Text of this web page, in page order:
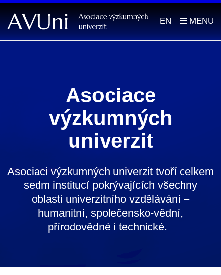
EN
Asociace
výzkumných
univerzit
Asociaci výzkumných univerzit tvoří celkem
sedm institucí pokrývajících všechny
oblasti univerzitního vzdělávání –
humanitní, společensko-vědní,
přírodovědné i technické.